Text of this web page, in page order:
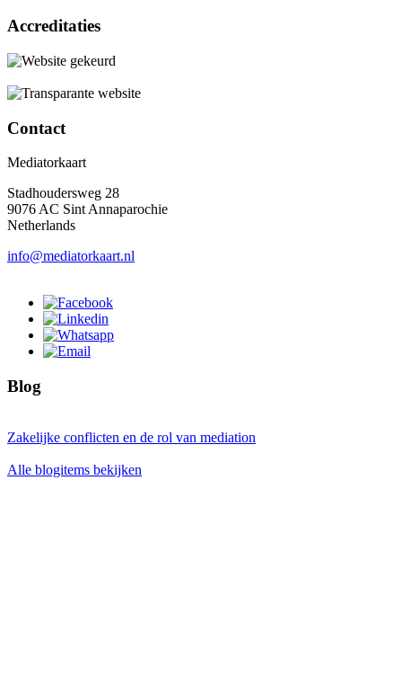
Accreditaties
Contact
Mediatorkaart
Stadhoudersweg 28
9076 AC Sint Annaparochie
Netherlands
info@mediatorkaart.nl
Blog
Zakelijke conflicten en de rol van mediation
Alle blogitems bekijken